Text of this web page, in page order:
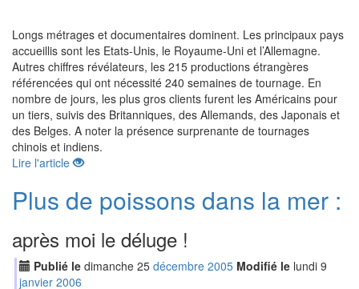
Longs métrages et documentaires dominent. Les principaux pays
accueillis sont les Etats-Unis, le Royaume-Uni et l’Allemagne.
Autres chiffres révélateurs, les 215 productions étrangères
référencées qui ont nécessité 240 semaines de tournage. En
nombre de jours, les plus gros clients furent les Américains pour
un tiers, suivis des Britanniques, des Allemands, des Japonais et
des Belges. A noter la présence surprenante de tournages
chinois et indiens.
Lire l'article
Plus de poissons dans la mer :
après moi le déluge !
Publié le dimanche 25 décembre 2005 Modifié le lundi 9
janvier 2006